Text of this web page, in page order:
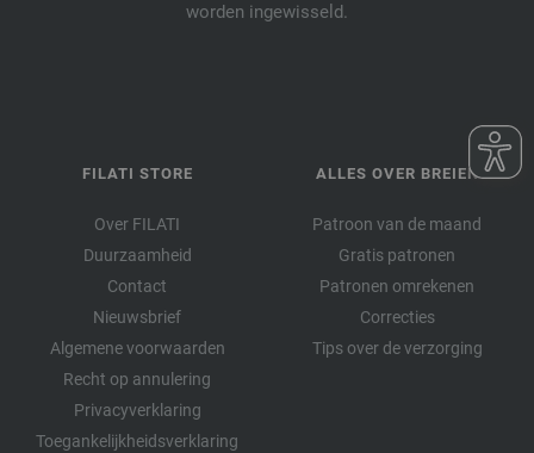
worden ingewisseld.
FILATI STORE
Over FILATI
Duurzaamheid
Contact
Nieuwsbrief
Algemene voorwaarden
Recht op annulering
Privacyverklaring
Toegankelijkheidsverklaring
ALLES OVER BREIEN
Patroon van de maand
Gratis patronen
Patronen omrekenen
Correcties
Tips over de verzorging